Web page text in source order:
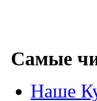
Самые
Наше